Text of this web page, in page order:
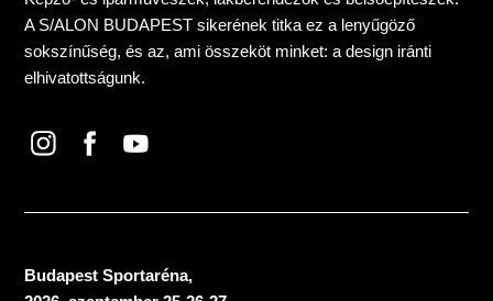
A S/ALON BUDAPEST sikerének titka ez a lenyűgöző
sokszínűség, és az, ami összeköt minket: a design iránti
elhivatottságunk.
Budapest Sportaréna,